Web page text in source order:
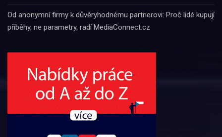
Od anonymní firmy k důvěryhodnému partnerovi: Proč lidé kupují
příběhy, ne parametry, radí MediaConnect.cz